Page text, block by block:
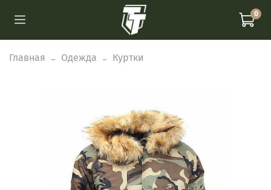
0
Главная Одежда Куртки